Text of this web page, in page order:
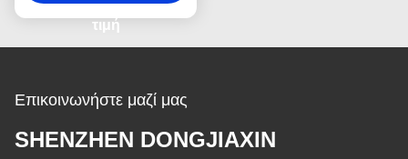
τιμή
Επικοινωνήστε μαζί μας
SHENZHEN DONGJIAXIN